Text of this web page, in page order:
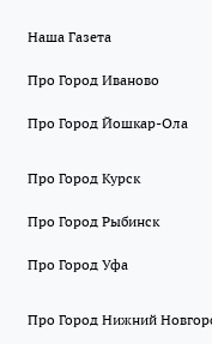
Наша Газета
Про Город Иваново
Про Город Йошкар-Ола
Про Город Курск
Про Город Рыбинск
Про Город Уфа
Про Город Нижний